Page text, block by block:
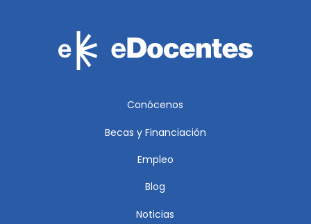
Conócenos
Becas y Financiación
Empleo
Blog
Noticias